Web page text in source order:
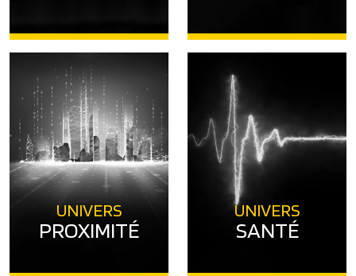
UNIVERS
PROXIMITÉ
UNIVERS
SANTÉ